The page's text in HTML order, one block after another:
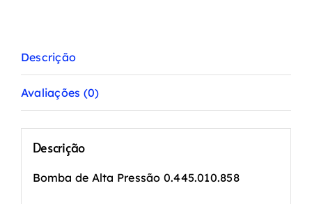
Descrição
Avaliações (0)
Descrição
Bomba de Alta Pressão 0.445.010.858